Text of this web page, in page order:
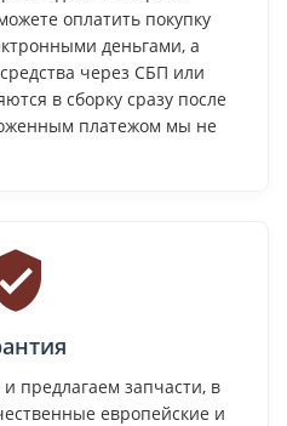
оплатить покупку
деньгами, а
через СБП или
в сборку сразу после
платежом мы не
предлагаем запчасти, в
европейские и